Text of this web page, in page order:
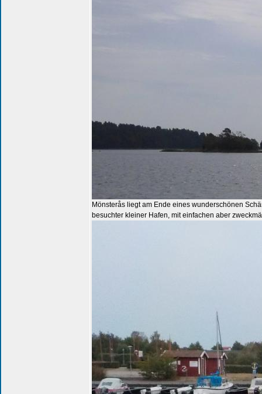
Mönsterås liegt am Ende eines wunderschönen
besuchter kleiner Hafen, mit einfachen aber